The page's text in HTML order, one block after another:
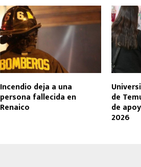
Incendio deja a una
persona fallecida en
Renaico
de
de
2026